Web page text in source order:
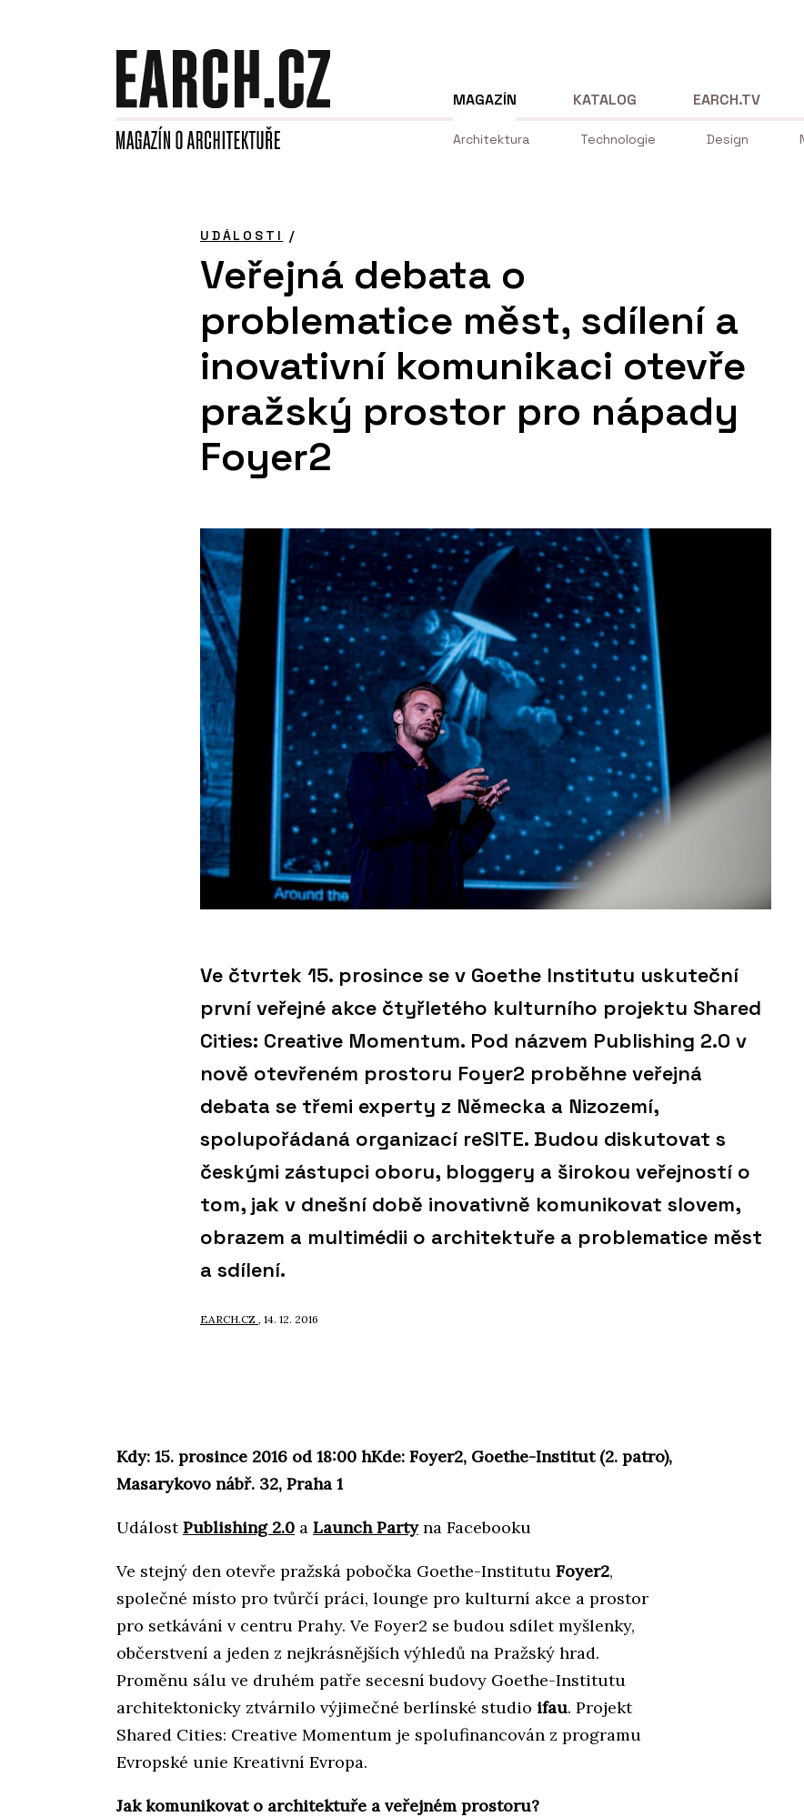
MAGAZÍN
Architektura Technologie Design
KATALOG EARCH.TV
UDÁLOSTI /
Veřejná debata o
problematice měst, sdílení a
inovativní komunikaci otevře
pražský prostor pro nápady
Foyer2
Ve čtvrtek 15. prosince se v Goethe Institutu uskuteční
první veřejné akce čtyřletého kulturního projektu Shared
Cities: Creative Momentum. Pod názvem Publishing 2.0 v
nově otevřeném prostoru Foyer2 proběhne veřejná
debata se třemi experty z Německa a Nizozemí,
spolupořádaná organizací reSITE. Budou diskutovat s
českými zástupci oboru, bloggery a širokou veřejností o
tom, jak v dnešní době inovativně komunikovat slovem,
obrazem a multimédii o architektuře a problematice měst
a sdílení.
EARCH.CZ , 14. 12. 2016
Kdy: 15. prosince 2016 od 18:00 hKde: Foyer2, Goethe-Institut (2. patro),
Masarykovo nábř. 32, Praha 1
UdálostPublishing 2.0 a Launch Partyna Facebooku
Ve stejný den otevře pražská pobočka Goethe-Institutu Foyer2,
společné místo pro tvůrčí práci, lounge pro kulturní akce a prostor
pro setkávání v centru Prahy. Ve Foyer2 se budou sdílet myšlenky,
občerstvení a jeden z nejkrásnějších výhledů na Pražský hrad.
Proměnu sálu ve druhém patře secesní budovy Goethe-Institutu
architektonicky ztvárnilo výjimečné berlínské studio ifau. Projekt
Shared Cities: Creative Momentum je spolufinancován z programu
Evropské unie Kreativní Evropa.
Jak komunikovat o architektuře a veřejném prostoru?